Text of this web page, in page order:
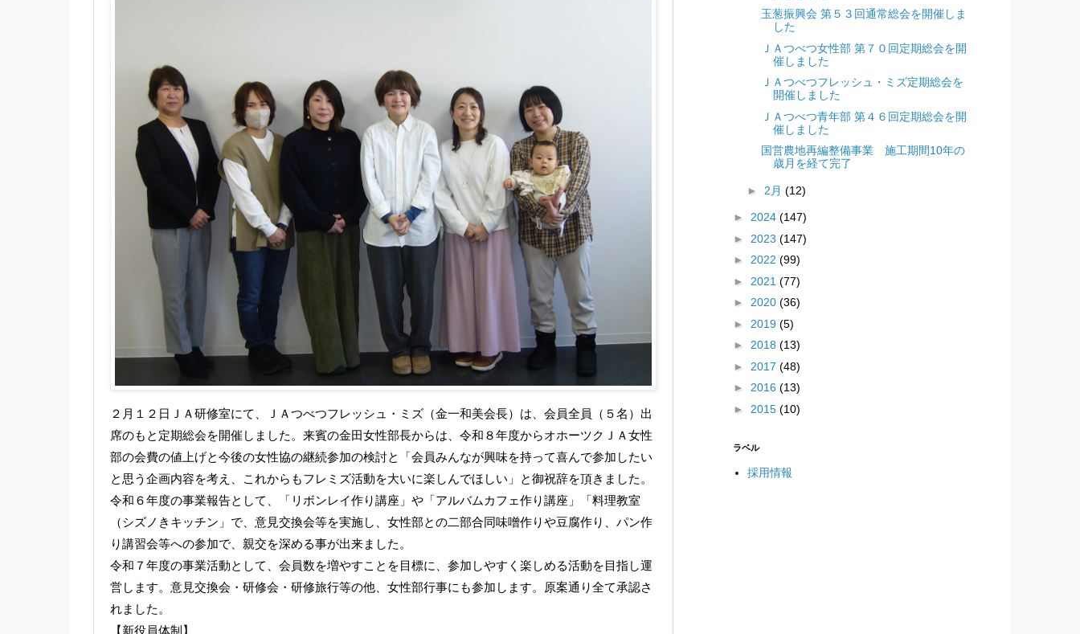
２月１２日ＪＡ研修室にて、ＪＡつべつフレッシュ・ミズ（金一和美会長）は、会員全員（５名）出
席のもと定期総会を開催しました。来賓の金田女性部長からは、令和８年度からオホーツクＪＡ女性
部の会費の値上げと今後の女性協の継続参加の検討と「会員みんなが興味を持って喜んで参加したい
と思う企画内容を考え、これからもフレミズ活動を大いに楽しんでほしい」と御祝辞を頂きました。
令和６年度の事業報告として、「リボンレイ作り講座」や「アルバムカフェ作り講座」「料理教室
（シズノきキッチン」で、意見交換会等を実施し、女性部との二部合同味噌作りや豆腐作り、パン作
り講習会等への参加で、親交を深める事が出来ました。
令和７年度の事業活動として、会員数を増やすことを目標に、参加しやすく楽しめる活動を目指し運
営します。意見交換会・研修会・研修旅行等の他、女性部行事にも参加します。原案通り全て承認さ
れました。
【新役員体制】
玉葱振興会 第５３回通常総会を開催しま
した
ＪＡつべつ女性部 第７０回定期総会を開
催しました
ＪＡつべつフレッシュ・ミズ定期総会を
開催しました
ＪＡつべつ青年部 第４６回定期総会を開
催しました
国営農地再編整備事業 施工期間10年の
歳月を経て完了
► 2月 (12)
► 2024 (147)
► 2023 (147)
► 2022 (99)
► 2021 (77)
► 2020 (36)
► 2019 (5)
► 2018 (13)
► 2017 (48)
► 2016 (13)
► 2015 (10)
ラベル
採用情報